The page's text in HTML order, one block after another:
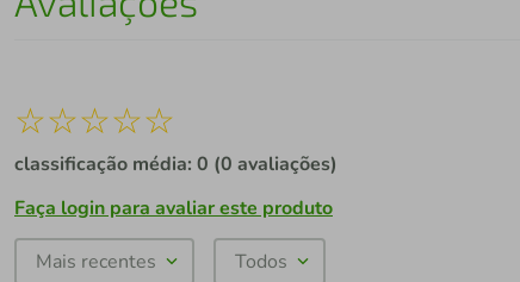
☆☆☆☆☆
classificação média: 0 (0 avaliações)
Faça login para avaliar este produto
Mais recentes Todos